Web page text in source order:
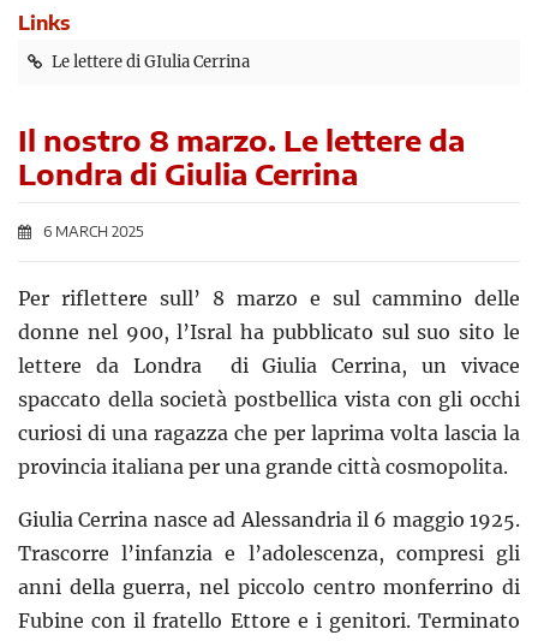
Links
Le lettere di GIulia Cerrina
Il nostro 8 marzo. Le lettere da
Londra di Giulia Cerrina
6 MARCH 2025
Per riflettere sull’ 8 marzo e sul cammino delle
donne nel 900, l’Isral ha pubblicato sul suo sito le
lettere da Londra di Giulia Cerrina, un vivace
spaccato della società postbellica vista con gli occhi
curiosi di una ragazza che per laprima volta lascia la
provincia italiana per una grande città cosmopolita.
Giulia Cerrina nasce ad Alessandria il 6 maggio 1925.
Trascorre l’infanzia e l’adolescenza, compresi gli
anni della guerra, nel piccolo centro monferrino di
Fubine con il fratello Ettore e i genitori. Terminato